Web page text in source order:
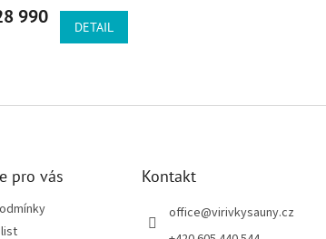
990 DETAIL
pro vás Kontakt
office@virivkysauny.cz